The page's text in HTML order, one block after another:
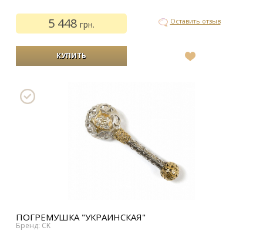
5 448грн. Оставить отзыв
ПОГРЕМУШКА "УКРАИНСКАЯ"
Бренд: CK